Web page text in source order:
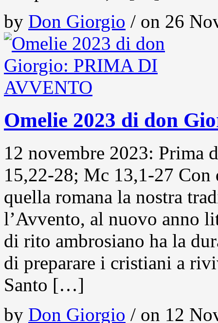
by Don Giorgio / on 26
Omelie 2023 di don
12 novembre 2023: Prima
15,22-28; Mc 13,1-27 Con
quella romana la nostra
l’Avvento, al nuovo anno
di rito ambrosiano ha la
di preparare i cristiani a
Santo […]
by Don Giorgio / on 12